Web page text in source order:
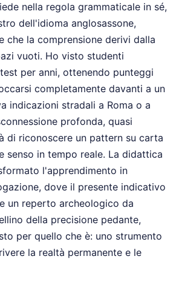
nella regola grammaticale in sé,
dell'idioma anglosassone,
che la comprensione derivi dalla
vuoti. Ho visto studenti
per anni, ottenendo punteggi
completamente davanti a un
indicazioni stradali a Roma o a
profonda, quasi
di riconoscere un pattern su carta
senso in tempo reale. La didattica
l'apprendimento in
dove il presente indicativo
un reperto archeologico da
della precisione pedante,
per quello che è: uno strumento
la realtà permanente e le